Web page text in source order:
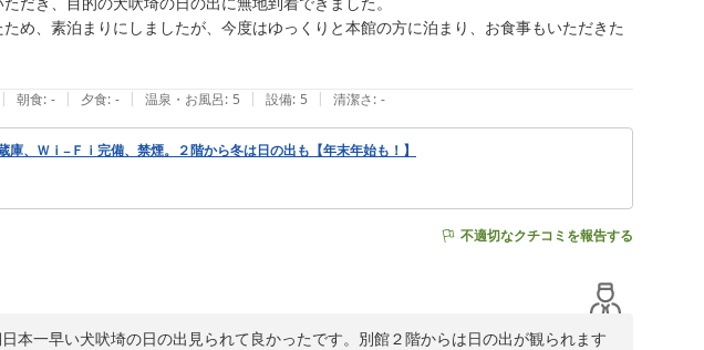
め、素泊まりにしましたが、今度はゆっくりと本館の方に泊まり、お食事もいただきた
| 朝食: - | 夕食: - | 温泉・お風呂: 5 | 設備: 5 | 清潔さ: -
、Ｗｉ−Ｆｉ完備、禁煙。２階から冬は日の出も【年末年始も！】
不適切なクチコミを報告する
本一早い犬吠埼の日の出見られて良かったです。別館２階からは日の出が観られます